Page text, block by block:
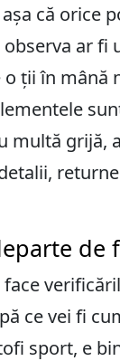
că orice
ar fi
ții în mână
multă grijă,
de
ce vei fi
sport, e